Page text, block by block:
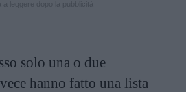
solo una o due
hanno fatto una lista